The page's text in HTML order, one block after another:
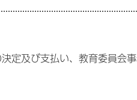
定及び支払い、教育委員会